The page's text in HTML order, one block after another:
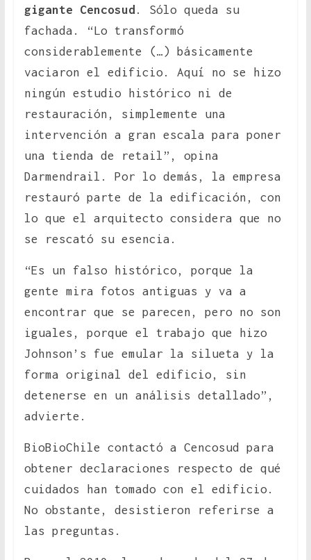
gigante Cencosud . Sólo queda su
fachada. “Lo transformó
considerablemente (…) básicamente
vaciaron el edificio. Aquí no se hizo
ningún estudio histórico ni de
restauración, simplemente una
intervención a gran escala para poner
una tienda de retail”, opina
Darmendrail. Por lo demás, la empresa
restauró parte de la edificación, con
lo que el arquitecto considera que no
se rescató su esencia.
“Es un falso histórico, porque la
gente mira fotos antiguas y va a
encontrar que se parecen, pero no son
iguales, porque el trabajo que hizo
Johnson’s fue emular la silueta y la
forma original del edificio, sin
detenerse en un análisis detallado”,
advierte.
BioBioChile contactó a Cencosud para
obtener declaraciones respecto de qué
cuidados han tomado con el edificio.
No obstante, desistieron referirse a
las preguntas.